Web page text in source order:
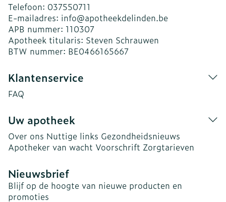
Telefoon: 037550711
E-mailadres: info@apotheekdelinden.be
APB nummer: 110307
Apotheek titularis: Steven Schrauwen
BTW nummer: BE0466165667
Klantenservice
FAQ
Uw apotheek
Over ons Nuttige links Gezondheidsnieuws
Apotheker van wacht Voorschrift Zorgtarieven
Nieuwsbrief
Blijf op de hoogte van nieuwe producten en
promoties